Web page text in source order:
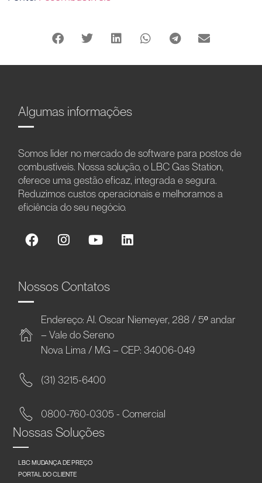
Algumas informações
Somos líder no mercado de software para postos de
combustíveis. Nossa solução, o LBC Gas Station,
oferece uma gestão eficaz, integrada e segura.
Reduzimos custos operacionais e melhoramos a
eficiência do seu negócio.
Nossos Contatos
Endereço: Al. Oscar Niemeyer, 288 / 5º andar
– Vale do Sereno
Nova Lima / MG – CEP: 34006-049
(31) 3215-6400
0800-760-0305 - Comercial
Nossas Soluções
LBC MUDANÇA DE PREÇO
PORTAL DO CLIENTE